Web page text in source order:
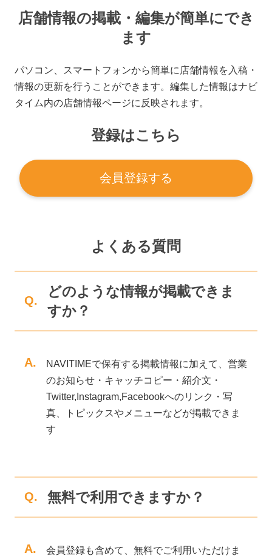
店舗情報の掲載・編集が簡単にでき
ます
パソコン、スマートフォンから簡単に店舗情報を入稿・
情報の更新を行うことができます。編集した情報はナビ
タイム内の店舗情報ページに反映されます。
登録はこちら
会員登録する
よくある質問
Q.
どのような情報が掲載できま
すか？
A.
NAVITIMEで保有する掲載情報に加えて、営業
のお知らせ・キャッチコピー・紹介文・
Twitter,Instagram,Facebookへのリンク・写
真、トピックスやメニューなどが掲載できま
す
Q. 無料で利用できますか？
A.
会員登録も含めて、無料でご利用いただけま